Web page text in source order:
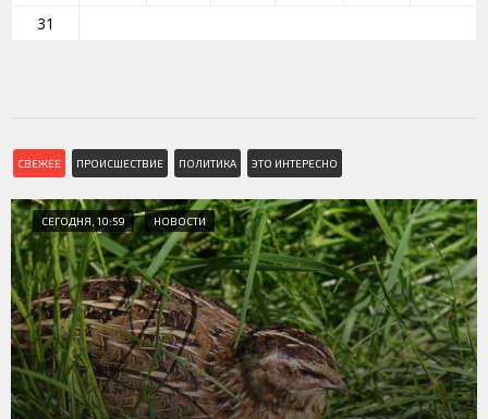
31
СВЕЖЕЕ ПРОИСШЕСТВИЕ ПОЛИТИКА ЭТО ИНТЕРЕСНО
СЕГОДНЯ, 10:59 НОВОСТИ